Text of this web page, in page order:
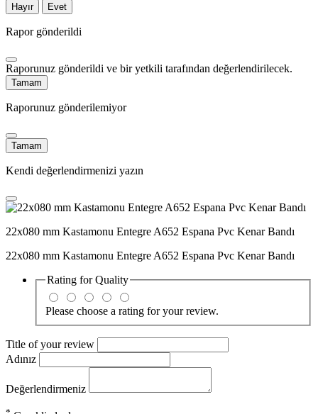
Hayır Evet
Rapor gönderildi
Raporunuz gönderildi ve bir yetkili tarafından değerlendirilecek.
Tamam
Raporunuz gönderilemiyor
Tamam
Kendi değerlendirmenizi yazın
22x080 mm Kastamonu Entegre A652 Espana Pvc Kenar Bandı
22x080 mm Kastamonu Entegre A652 Espana Pvc Kenar Bandı
Rating forQuality
Please choose a rating for your review.
Title of your review
Adınız
Değerlendirmeniz